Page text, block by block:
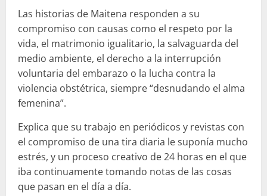
Las historias de Maitena responden a su
compromiso con causas como el respeto por la
vida, el matrimonio igualitario, la salvaguarda del
medio ambiente, el derecho a la interrupción
voluntaria del embarazo o la lucha contra la
violencia obstétrica, siempre “desnudando el alma
femenina”.
Explica que su trabajo en periódicos y revistas con
el compromiso de una tira diaria le suponía mucho
estrés, y un proceso creativo de 24 horas en el que
iba continuamente tomando notas de las cosas
que pasan en el día a día.